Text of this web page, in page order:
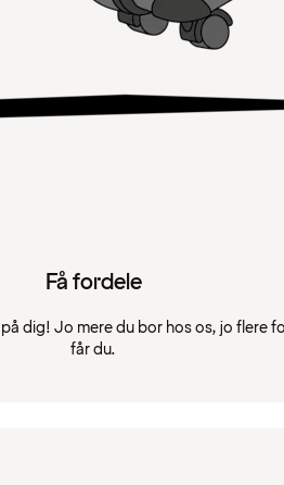
Få fordele
dig! Jo mere du bor hos os, jo flere
får du.